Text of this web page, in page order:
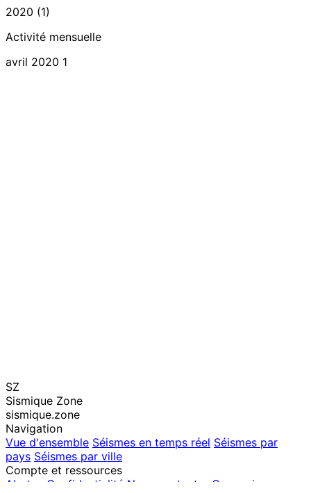
2020 (1)
Activité mensuelle
avril 2020 1
SZ
Sismique Zone
sismique.zone
Navigation
Vue d'ensemble Séismes en temps réel Séismes par
pays Séismes par ville
Compte et ressources
Alertes
Confidentialité Nous contacter Connexion